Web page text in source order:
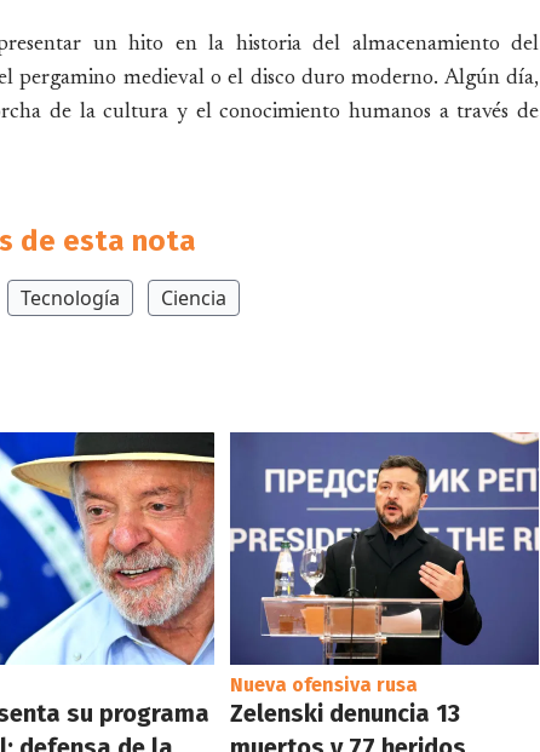
un hito en la historia del almacenamiento del
pergamino medieval o el disco duro moderno. Algún día,
de la cultura y el conocimiento humanos a través de
de esta nota
Tecnología Ciencia
su programa
Nueva ofensiva rusa
Zelenski denuncia 13